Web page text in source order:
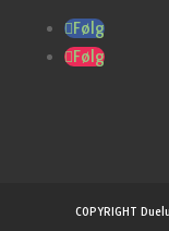
Følg
Følg
COPYRIGHT